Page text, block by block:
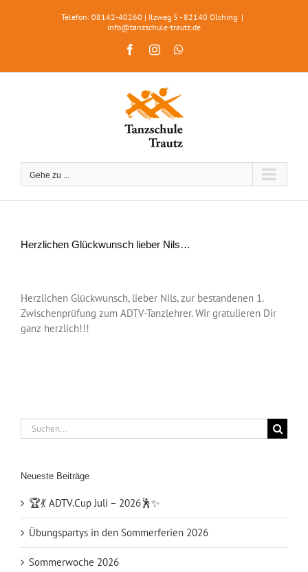
Telefon: 08142-40260 | Ilzweg 5 - 82140 Olching |
info@tanzschule-trautz.de
FacebookInstagram
Gehe zu ...
Herzlichen Glückwunsch lieber Nils…
grösseres
Bild
Herzlichen Glückwunsch, lieber Nils, zur bestandenen 1.
Zwischenprüfung zum ADTV-Tanzlehrer. Wir gratulieren Dir
ganz herzlich!!!
Suche
nach:
Neueste Beiträge
🏆💃 ADTV.Cup Juli – 2026🕺✨
Übungspartys in den Sommerferien 2026
Sommerwoche 2026